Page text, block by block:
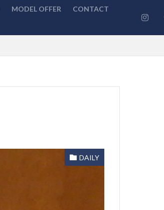
MODEL OFFER
CONTACT
DAILY